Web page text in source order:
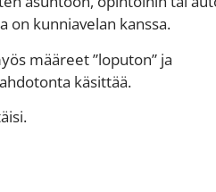
on kunniavelan kanssa.
määreet ”loputon” ja
käsittää.